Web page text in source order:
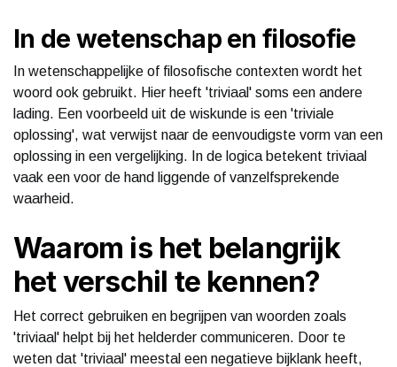
In de wetenschap en filosofie
In wetenschappelijke of filosofische contexten wordt het
woord ook gebruikt. Hier heeft 'triviaal' soms een andere
lading. Een voorbeeld uit de wiskunde is een 'triviale
oplossing', wat verwijst naar de eenvoudigste vorm van een
oplossing in een vergelijking. In de logica betekent triviaal
vaak een voor de hand liggende of vanzelfsprekende
waarheid.
Waarom is het belangrijk
het verschil te kennen?
Het correct gebruiken en begrijpen van woorden zoals
'triviaal' helpt bij het helderder communiceren. Door te
weten dat 'triviaal' meestal een negatieve bijklank heeft,